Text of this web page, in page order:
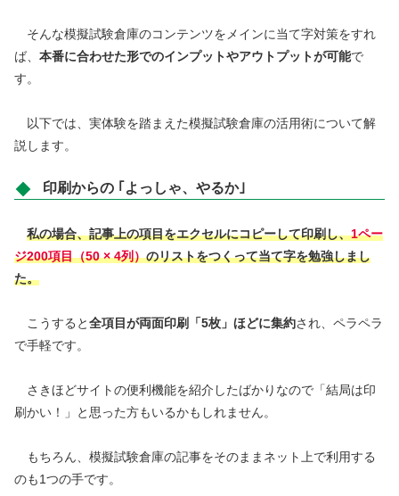
そんな模擬試験倉庫のコンテンツをメインに当て字対策をすれ
ば、 本番に合わせた形でのインプットやアウトプットが可能で
す。
以下では、実体験を踏まえた模擬試験倉庫の活用術について解
説します。
印刷からの ｢よっしゃ、やるか｣
私の場合、記事上の項目をエクセルにコピーして印刷し、1ペー
ジ200項目（50 × 4列）のリストをつくって当て字を勉強しまし
た。
こうすると全項目が両面印刷「5枚」ほどに集約され、ペラペラ
で手軽です。
さきほどサイトの便利機能を紹介したばかりなので「結局は印
刷かい！」と思った方もいるかもしれません。
もちろん、模擬試験倉庫の記事をそのままネット上で利用する
のも1つの手です。